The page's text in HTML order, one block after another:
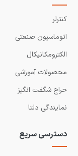
کنترلر
اتوماسیون صنعتی
الکترومکانیکال
محصولات آموزشی
حراج شگفت انگیز
نمایندگی دلتا
دسترسی سریع